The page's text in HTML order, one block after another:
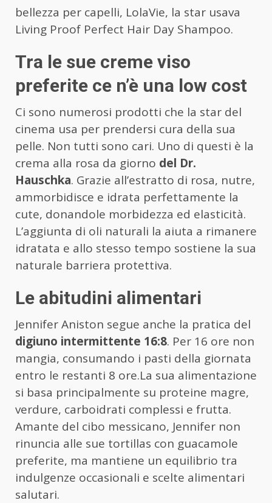
bellezza per capelli, LolaVie, la star usava
Living Proof Perfect Hair Day Shampoo.
Tra le sue creme viso
preferite ce n’è una low cost
Ci sono numerosi prodotti che la star del
cinema usa per prendersi cura della sua
pelle. Non tutti sono cari. Uno di questi è la
crema alla rosa da giorno del Dr.
Hauschka. Grazie all’estratto di rosa, nutre,
ammorbidisce e idrata perfettamente la
cute, donandole morbidezza ed elasticità.
L’aggiunta di oli naturali la aiuta a rimanere
idratata e allo stesso tempo sostiene la sua
naturale barriera protettiva.
Le abitudini alimentari
Jennifer Aniston segue anche la pratica del
digiuno intermittente 16:8. Per 16 ore non
mangia, consumando i pasti della giornata
entro le restanti 8 ore.La sua alimentazione
si basa principalmente su proteine magre,
verdure, carboidrati complessi e frutta.
Amante del cibo messicano, Jennifer non
rinuncia alle sue tortillas con guacamole
preferite, ma mantiene un equilibrio tra
indulgenze occasionali e scelte alimentari
salutari.